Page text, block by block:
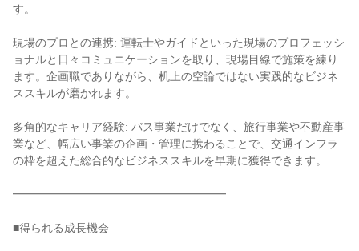
す。
現場のプロとの連携: 運転士やガイドといった現場のプロフェッシ
ョナルと日々コミュニケーションを取り、現場目線で施策を練り
ます。企画職でありながら、机上の空論ではない実践的なビジネ
ススキルが磨かれます。
多角的なキャリア経験: バス事業だけでなく、旅行事業や不動産事
業など、幅広い事業の企画・管理に携わることで、交通インフラ
の枠を超えた総合的なビジネススキルを早期に獲得できます。
━━━━━━━━━━━━━━━━━━━
■得られる成長機会